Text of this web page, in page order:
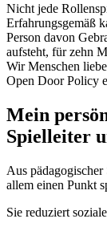
Nicht jede
Erfahrungsgemäß
Person davon
aufsteht, für zehn
Wir Menschen
Open Door Policy
Mein
Spielleiter
Aus
allem einen Punkt
Sie reduziert